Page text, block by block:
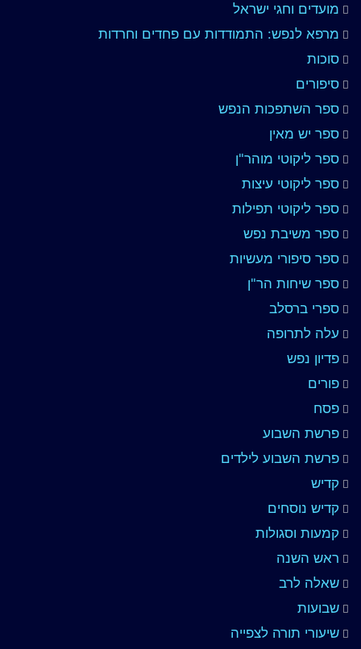
מועדים וחגי ישראל
מרפא לנפש: התמודדות עם פחדים וחרדות
סוכות
סיפורים
ספר השתפכות הנפש
ספר יש מאין
ספר ליקוטי מוהר"ן
ספר ליקוטי עיצות
ספר ליקוטי תפילות
ספר משיבת נפש
ספר סיפורי מעשיות
ספר שיחות הר"ן
ספרי ברסלב
עלה לתרופה
פדיון נפש
פורים
פסח
פרשת השבוע
פרשת השבוע לילדים
קדיש
קדיש נוסחים
קמעות וסגולות
ראש השנה
שאלה לרב
שבועות
שיעורי תורה לצפייה